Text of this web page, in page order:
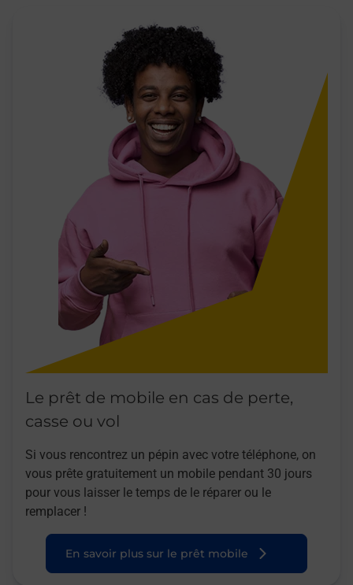
Le prêt de mobile en cas de perte,
casse ou vol
Si vous rencontrez un pépin avec votre téléphone, on
vous prête gratuitement un mobile pendant 30 jours
pour vous laisser le temps de le réparer ou le
remplacer !
En savoir plus sur le prêt mobile